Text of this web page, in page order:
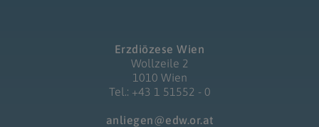
Erzdiözese Wien
Wollzeile 2
1010 Wien
Tel.: +43 1 51552 - 0
anliegen@edw.or.at